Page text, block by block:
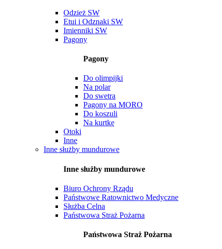
Odzież SW
Etui i Odznaki SW
Imienniki SW
Pagony
Pagony
Do olimpijki
Na polar
Do swetra
Pagony na MORO
Do koszuli
Na kurtkę
Otoki
Inne
Inne służby mundurowe
Inne służby mundurowe
Biuro Ochrony Rządu
Państwowe Ratownictwo Medyczne
Służba Celna
Państwowa Straż Pożarna
Państwowa Straż Pożarna